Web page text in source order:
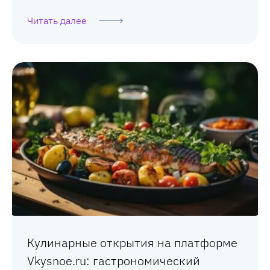
Читать далее
Кулинарные открытия на платформе
Vkysnoe.ru: гастрономический